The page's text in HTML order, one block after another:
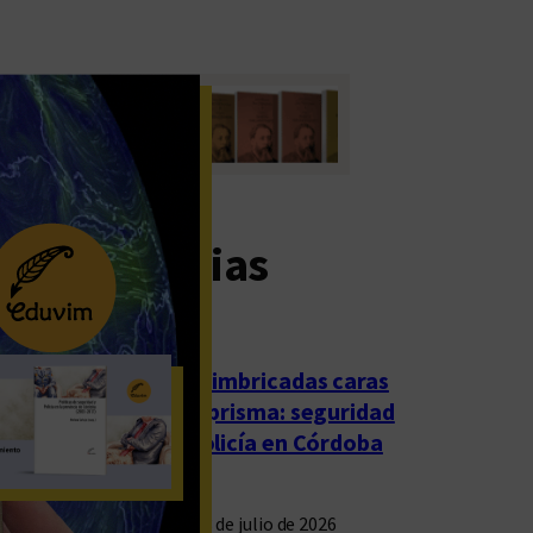
noticias
Las imbricadas caras
del prisma: seguridad
y policía en Córdoba
23 de julio de 2026